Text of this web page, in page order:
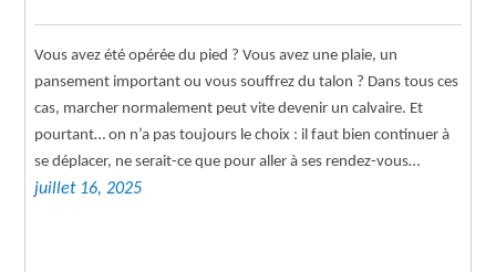
Vous avez été opérée du pied ? Vous avez une plaie, un
pansement important ou vous souffrez du talon ? Dans tous ces
cas, marcher normalement peut vite devenir un calvaire. Et
pourtant… on n’a pas toujours le choix : il faut bien continuer à
se déplacer, ne serait-ce que pour aller à ses rendez-vous…
juillet 16, 2025